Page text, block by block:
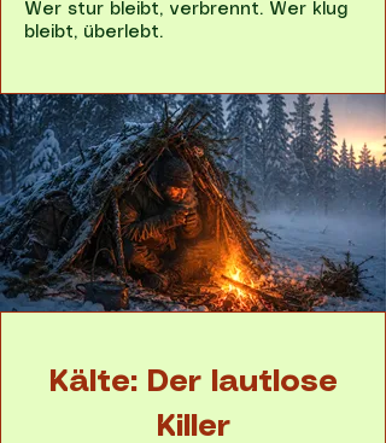
Wer stur bleibt, verbrennt. Wer klug
bleibt, überlebt.
Kälte: Der lautlose
Killer